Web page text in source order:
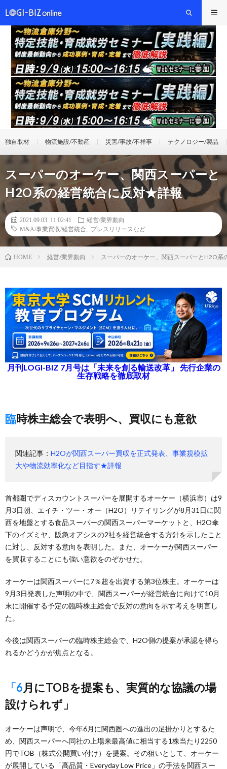
独自取材 物流施設/不動産 災害/事故/不祥事 テクノロジー/製品
スーパーのオーケー、関西スーパーと
H2O系の経営統合に反対★詳報
2021.09.03 11:02:41
経営/業界動向
M&A/事業買収/経営統合
プレスリリースなど
HOME 経営/業界動向 スーパーのオーケー、関西スーパーとH2O
月刊LOGI-BIZ 7月号は「未来を創る輸送改革」 先行企業の
生存戦略を徹底取材
臨時株主総会で表明へ、買収にも意欲
関連記事： H2Oが関西スーパー買収を正式発表、事業規模拡
大や物流効率化など目指す★詳報
首都圏でディスカウントスーパーを展開するオーケー（横浜市）は9
月3日朝、エイチ・ツー・オー（H2O）リテイリングが8月31日に関
西を地盤とする食品スーパーの関西スーパーマーケットと、H2O傘
下のイズミヤ、阪急オアシスの2社を経営統合する方針を示したこと
に対し、反対する意向を表明した。また、オーケーが関西スーパー
を買収することにも強い意欲をのぞかせた。
オーケーは関西スーパーに7％超を出資する第3位株主。オーケーは
9月3日発表した声明の中で、関西スーパーが経営統合に向けて10月
末に開催する予定の臨時株主総会で反対の意向を示す考えを明言し
た。
今後は関西スーパーの臨時株主総会で、H2O側の提案が承認を得ら
れるかどうかが焦点となる。
「6月にTOBを提案も、実質的な協議の場
設けられず」
オーケーは声明で、今年6月に関西圏への進出の足掛かりとするた
め、関西スーパーへ同社の上場来最高値に相当する1株当たり2250
円でTOB（株式公開買い付け）を提案。その狙いとして、オーケー
が展開している「高品質・Everyday Low Price」の手法を関西スー